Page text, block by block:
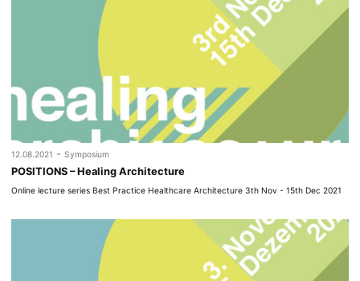
12.08.2021 - Symposium
POSITIONS – Healing Architecture
Online lecture series Best Practice Healthcare Architecture 3th Nov - 15th Dec 2021